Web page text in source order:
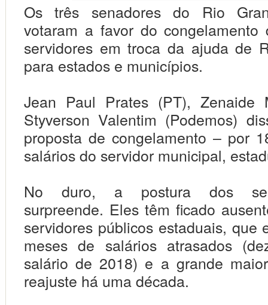
Os três senadores do Rio
votaram a favor do congelamento
servidores em troca da ajuda de
para estados e municípios.
Jean Paul Prates (PT), Zenaide
Styverson Valentim (Podemos)
proposta de congelamento – por
salários do servidor municipal,
No duro, a postura dos
surpreende. Eles têm ficado
servidores públicos estaduais, que
meses de salários atrasados
salário de 2018) e a grande
reajuste há uma década.